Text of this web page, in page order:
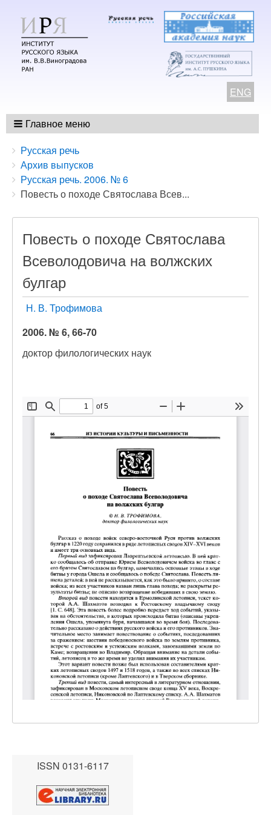
ENG
Главное меню
Breadcrumbs
You
are
here:
Русская речь
Архив выпусков
Русская речь. 2006. № 6
Повесть о походе Святослава Всев...
Повесть о походе Святослава
Всеволодовича на волжских
булгар
Н. В. Трофимова
2006. № 6, 66-70
доктор филологических наук
ISSN 0131-6117